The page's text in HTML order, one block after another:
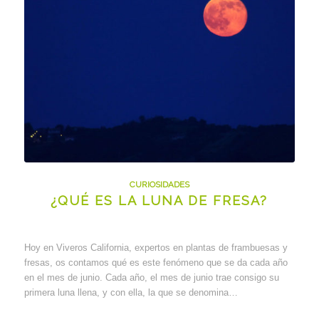
CURIOSIDADES
¿QUÉ ES LA LUNA DE FRESA?
Hoy en Viveros California, expertos en plantas de frambuesas y
fresas, os contamos qué es este fenómeno que se da cada año
en el mes de junio. Cada año, el mes de junio trae consigo su
primera luna llena, y con ella, la que se denomina…